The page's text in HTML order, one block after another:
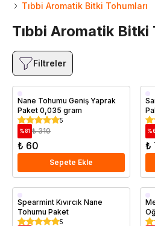
Tıbbi Aromatik Bitki Tohumları
Tıbbi Aromatik Bitki
Filtreler
Nane Tohumu Geniş Yaprak
Paket 0,035 gram
5
% 81 ₺ 310
₺ 60
Sepete Ekle
%
₺
Spearmint Kıvırcık Nane
Tohumu Paket
5